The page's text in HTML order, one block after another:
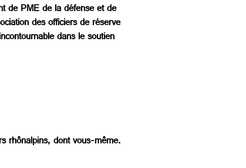
de PME de la défense et de
des officiers de réserve
dans le soutien
rhônalpins, dont vous-même.